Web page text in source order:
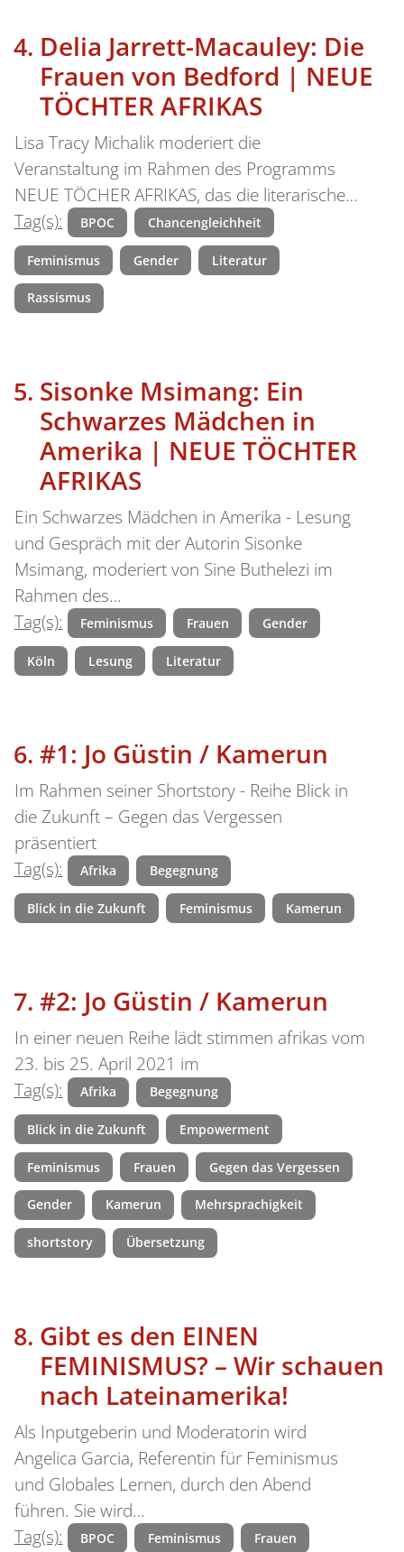
Delia Jarrett-Macauley: Die
Frauen von Bedford | NEUE
TÖCHTER AFRIKAS
Lisa Tracy Michalik moderiert die
Veranstaltung im Rahmen des Programms
NEUE TÖCHER AFRIKAS, das die literarische…
Tag(s):
BPOC Chancengleichheit
Feminismus Gender Literatur
Rassismus
Sisonke Msimang: Ein
Schwarzes Mädchen in
Amerika | NEUE TÖCHTER
AFRIKAS
Ein Schwarzes Mädchen in Amerika - Lesung
und Gespräch mit der Autorin Sisonke
Msimang, moderiert von Sine Buthelezi im
Rahmen des…
Tag(s):
Feminismus Frauen Gender
Köln Lesung Literatur
#1: Jo Güstin / Kamerun
Im Rahmen seiner Shortstory - Reihe Blick in
die Zukunft – Gegen das Vergessen
präsentiert
Tag(s):
Afrika Begegnung
Blick in die Zukunft Feminismus Kamerun
#2: Jo Güstin / Kamerun
In einer neuen Reihe lädt stimmen afrikas vom
23. bis 25. April 2021 im
Tag(s):
Afrika Begegnung
Blick in die Zukunft Empowerment
Feminismus Frauen Gegen das Vergessen
Gender Kamerun Mehrsprachigkeit
shortstory Übersetzung
Gibt es den EINEN
FEMINISMUS? – Wir schauen
nach Lateinamerika!
Als Inputgeberin und Moderatorin wird
Angelica Garcia, Referentin für Feminismus
und Globales Lernen, durch den Abend
führen. Sie wird…
Tag(s):
BPOC Feminismus Frauen